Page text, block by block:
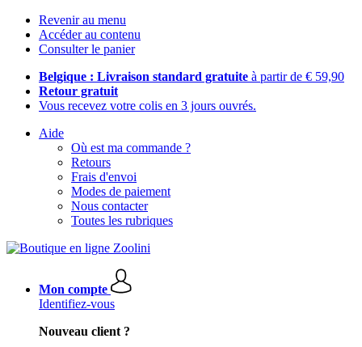
Revenir au menu
Accéder au contenu
Consulter le panier
Belgique : Livraison standard gratuite à partir de € 59,90
Retour gratuit
Vous recevez votre colis en 3 jours ouvrés.
Aide
Où est ma commande ?
Retours
Frais d'envoi
Modes de paiement
Nous contacter
Toutes les rubriques
Mon compte
Identifiez-vous
Nouveau client ?